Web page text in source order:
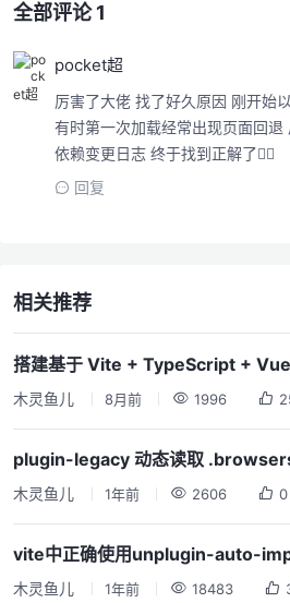
全部评论 1
pocket超
厉害了大佬 找了好久原因 刚开始
有时第一次加载经常出现页面回
依赖变更日志 终于找到正解了👍🏻
回复
相关推荐
搭建基于 Vite + TypeScript +
木灵鱼儿 8月前 1996
plugin-legacy 动态读取
木灵鱼儿 1年前 2606 0
木灵鱼儿 1年前 18483